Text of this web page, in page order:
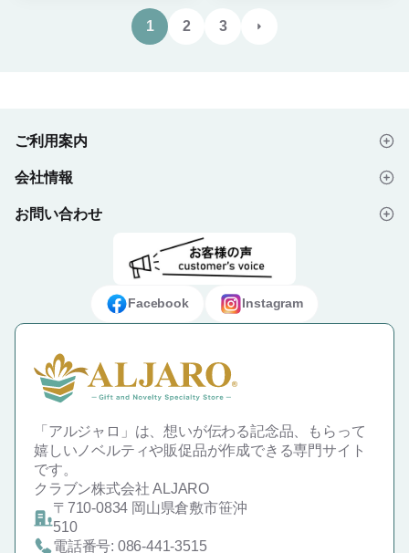
1 2 3
ご利用案内
はじめての方へ
ご注文の流れ
デザイン入稿データについて
ギフト・ノベルティ納入事例
会社情報
会社概要
プライバシーポリシー
特定商取引法に基づく表示
お問い合わせ
お問い合わせフォームFacebook Instagram
「アルジャロ」は、想いが伝わる記念品、もらって
嬉しいノベルティや販促品が作成できる専門サイト
です。
クラブン株式会社 ALJARO
〒710-0834 岡山県倉敷市笹沖
510
電話番号: 086-441-3515